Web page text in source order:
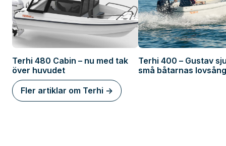
Terhi 480 Cabin – nu med tak
över huvudet
Terhi 400 – Gustav
små båtarnas
Fler artiklar om Terhi ->